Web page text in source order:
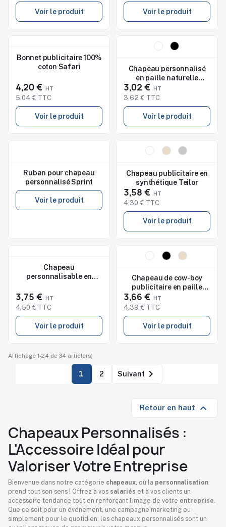
Voir le produit Voir le produit
Bonnet publicitaire 100%
coton Safari
4,20 €
5,04 € TTC
Voir le produit
Chapeau personnalisé
en paille naturelle
MONTEVIDEO
3,02 €
3,62 € TTC
Voir le produit
Ruban pour chapeau
personnalisé Sprint
Voir le produit
Nouveau
Chapeau publicitaire en
synthétique Teilor
3,58 €
4,30 € TTC
Voir le produit
Chapeau
personnalisable en
3,75 €
4,50 € TTC
Voir le produit
Nouveau
Chapeau de cow-boy
publicitaire en paille
TEXAS
3,66 €
4,39 € TTC
Voir le produit
Affichage 1-24 de 34 article(s)
1 2 Suivant 
Retour en haut 
Chapeaux Personnalisés :
L'Accessoire Idéal pour
Valoriser Votre Entreprise
Bienvenue dans notre catégorie chapeaux , où la personnalisation
prend tout son sens ! Offrez à vos salariés et à vos clients un
accessoire tendance tout en renforçant l'image de votre entreprise
Que ce soit pour un événement, une campagne marketing ou
simplement pour le quotidien, les chapeaux personnalisés sont un